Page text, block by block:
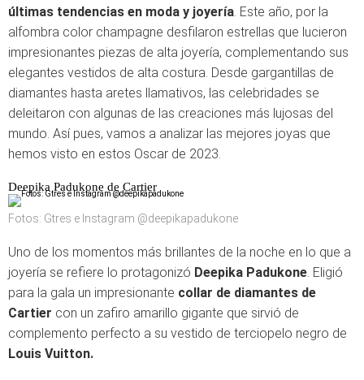
últimas tendencias en moda y joyería. Este año, por la
alfombra color champagne desfilaron estrellas que lucieron
impresionantes piezas de alta joyería, complementando sus
elegantes vestidos de alta costura. Desde gargantillas de
diamantes hasta aretes llamativos, las celebridades se
deleitaron con algunas de las creaciones más lujosas del
mundo. Así pues, vamos a analizar las mejores joyas que
hemos visto en estos Oscar de 2023.
Deepika Padukone de Cartier
Fotos: Gtres e Instagram @deepikapadukone
Uno de los momentos más brillantes de la noche en lo que a
joyería se refiere lo protagonizó Deepika Padukone. Eligió
para la gala un impresionante collar de diamantes de
Cartier con un zafiro amarillo gigante que sirvió de
complemento perfecto a su vestido de terciopelo negro de
Louis Vuitton.